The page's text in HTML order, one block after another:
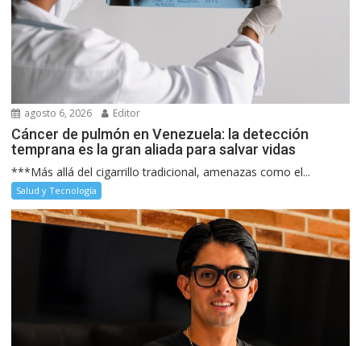
agosto 6, 2026 Editor
Cáncer de pulmón en Venezuela: la detección
temprana es la gran aliada para salvar vidas
***Más allá del cigarrillo tradicional, amenazas como el...
Salud y Tecnología